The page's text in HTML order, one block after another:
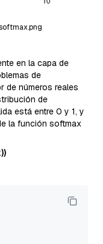
en la capa de
de
de números reales
de
está entre 0 y 1, y
la función softmax